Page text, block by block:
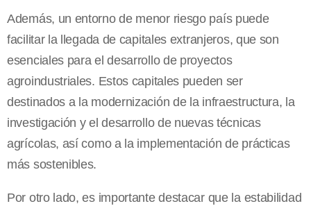
Además, un entorno de menor riesgo país puede
facilitar la llegada de capitales extranjeros, que son
esenciales para el desarrollo de proyectos
agroindustriales. Estos capitales pueden ser
destinados a la modernización de la infraestructura, la
investigación y el desarrollo de nuevas técnicas
agrícolas, así como a la implementación de prácticas
más sostenibles.
Por otro lado, es importante destacar que la estabilidad